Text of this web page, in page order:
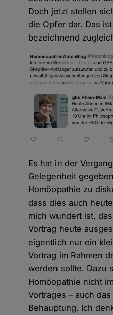
Doch jetzt stellen
die Opfer dar. Das
bezeichnend
Es hat in der
Gelegenheit
Homöopathie zu
dass dies auch
mich wundert ist,
Vortrag heute
eigentlich nur ein
Vortrag im Rahmen
werden sollte. Dazu
Homöopathie nicht
Vortrages – auch
Behauptung. Ich